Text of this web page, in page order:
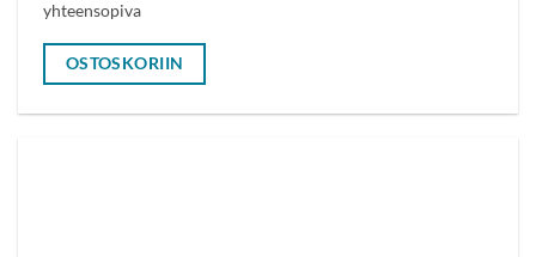
yhteensopiva
OSTOSKORIIN